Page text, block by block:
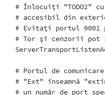
# Înlocuiți "TODO2"
# accesibil din
# Evitați portul 9001
# Tor și cenzorii pot
# Portul de
# "Ext" înseamnă
# un număr de port